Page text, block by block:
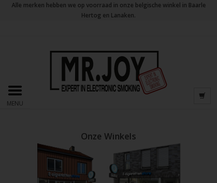
Alle merken hebben we op voorraad in onze belgische winkel in Baarle
Hertog en Lanaken.
MENU
Onze Winkels